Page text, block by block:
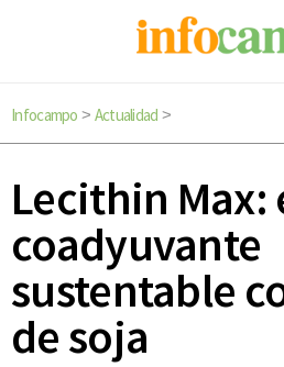
Infocampo > Actualidad >
Lecithin
coadyuvante
sustentable
de soja